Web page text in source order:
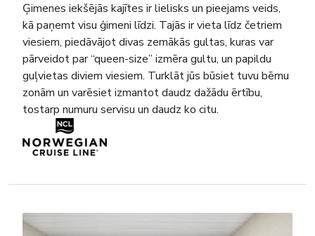
Ģimenes iekšējās kajītes ir lielisks un pieejams veids,
kā paņemt visu ģimeni līdzi. Tajās ir vieta līdz četriem
viesiem, piedāvājot divas zemākās gultas, kuras var
pārveidot par “queen-size” izmēra gultu, un papildu
guļvietas diviem viesiem. Turklāt jūs būsiet tuvu bērnu
zonām un varēsiet izmantot daudz dažādu ērtību,
tostarp numuru servisu un daudz ko citu.